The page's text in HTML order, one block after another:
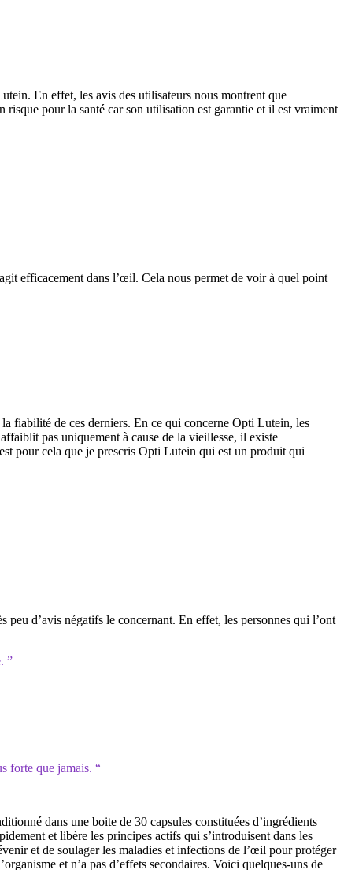
En effet, les avis des utilisateurs nous montrent que
risque pour la santé car son utilisation est garantie et il est vraiment
efficacement dans l’œil. Cela nous permet de voir à quel point
fiabilité de ces derniers. En ce qui concerne Opti Lutein, les
pas uniquement à cause de la vieillesse, il existe
pour cela que je prescris Opti Lutein qui est un produit qui
d’avis négatifs le concernant. En effet, les personnes qui l’ont
”
forte que jamais. “
dans une boite de 30 capsules constituées d’ingrédients
et libère les principes actifs qui s’introduisent dans les
et de soulager les maladies et infections de l’œil pour protéger
et n’a pas d’effets secondaires. Voici quelques-uns de